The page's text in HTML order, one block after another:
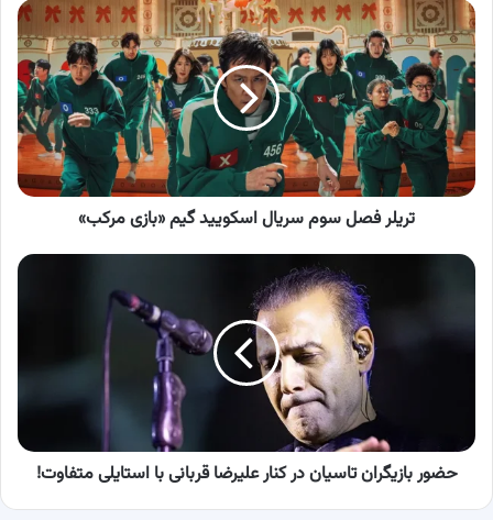
تریلر
فصل
سوم
سریال
اسکویید
گیم
«بازی
مرکب»
تریلر فصل سوم سریال اسکویید گیم «بازی مرکب»
حضور
استایلی
متفاوت!
حضور بازیگران تاسیان در کنار علیرضا قربانی با استایلی متفاوت!